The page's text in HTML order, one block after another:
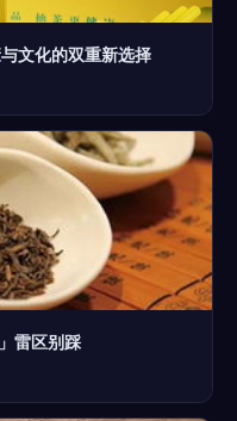
文化的双重新选择
雷区别踩